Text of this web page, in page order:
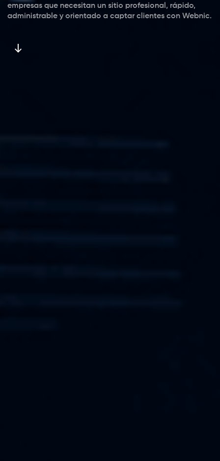
empresas que necesitan un sitio profesional, rápido,
administrable y orientado a captar clientes con Webnic.